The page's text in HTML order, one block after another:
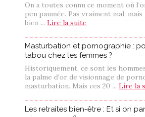
On a toutes connu ce moment où
peu paumée. Pas vraiment mal,
bien ... Lire la suite
Masturbation et pornographie :
tabou chez les femmes ?
Historiquement, ce sont les
la palme d’or de visionnage de
masturbation. Mais ces 20 ... Lire la
Les retraites bien-être : Et si on